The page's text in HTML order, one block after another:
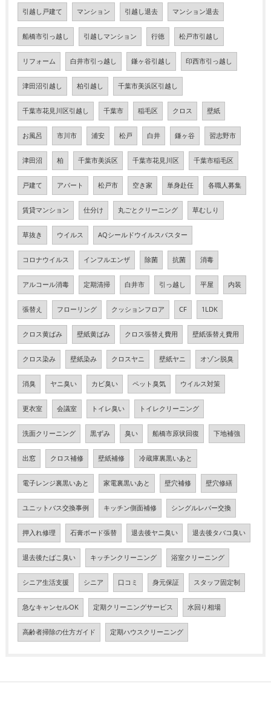
引越し戸建て マンション 引越し退去 マンション退去
船橋市引っ越し 引越しマンション 行徳 松戸市引越し
リフォーム 白井市引っ越し 鎌ヶ谷引越し 印西市引っ越し
津田沼引越し 柏引越し 千葉市美浜区引越し
千葉市花見川区引越し 千葉市 稲毛区 クロス 壁紙
お風呂 市川市 浦安 松戸 白井 鎌ヶ谷 習志野市
津田沼 柏 千葉市美浜区 千葉市花見川区 千葉市稲毛区
戸建て アパート 松戸市 空き家 単身赴任 各職人募集
賃貸マンション 仕分け 丸ごとクリーニング 草むしり
草抜き ウイルス AQシールドウイルスバスター
コロナウイルス インフルエンザ 除菌 抗菌 消毒
アルコール消毒 定期清掃 白井市 引っ越し 平屋 内装
張替え フローリング クッションフロア CF 1LDK
クロス黄ばみ 壁紙黄ばみ クロス張替え費用 壁紙張替え費用
クロス染み 壁紙染み クロスヤニ 壁紙ヤニ オゾン脱臭
消臭 ヤニ臭い カビ臭い ペット臭気 ウイルス対策
更衣室 会議室 トイレ臭い トイレクリーニング
洗面クリーニング 黒ずみ 臭い 船橋市原状回復 下地補強
出窓 クロス補修 壁紙補修 冷蔵庫裏黒いあと
電子レンジ裏黒いあと 家電裏黒いあと 壁穴補修 壁穴修繕
ユニットバス交換事例 キッチン側面補修 シングルレバー交換
押入れ修理 石膏ボード張替 退去後ヤニ臭い 退去後タバコ臭い
退去後たばこ臭い キッチンクリーニング 浴室クリーニング
シニア生活支援 シニア 口コミ 身元保証 スタッフ固定制
急なキャンセルOK 定期クリーニングサービス 水回り相場
高齢者掃除の仕方ガイド 定期ハウスクリーニング